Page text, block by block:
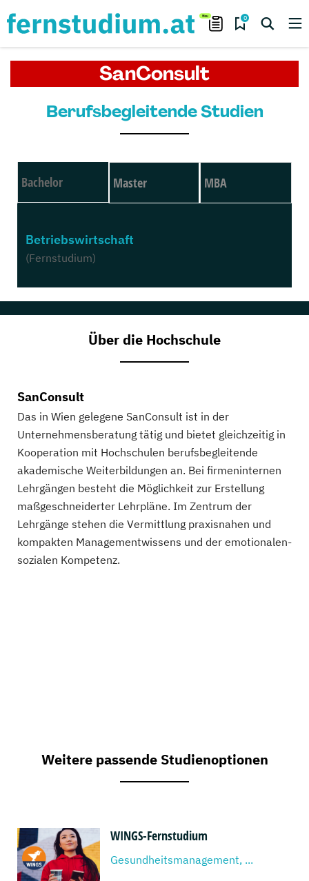
0
SanConsult
Berufsbegleitende Studien
Bachelor Master MBA
Betriebswirtschaft
(Fernstudium)
Über die Hochschule
SanConsult
Das in Wien gelegene SanConsult ist in der
Unternehmensberatung tätig und bietet gleichzeitig in
Kooperation mit Hochschulen berufsbegleitende
akademische Weiterbildungen an. Bei firmeninternen
Lehrgängen besteht die Möglichkeit zur Erstellung
maßgeschneiderter Lehrpläne. Im Zentrum der
Lehrgänge stehen die Vermittlung praxisnahen und
kompakten Managementwissens und der emotionalen-
sozialen Kompetenz.
Weitere passende Studienoptionen
WINGS-Fernstudium
Gesundheitsmanagement, ...